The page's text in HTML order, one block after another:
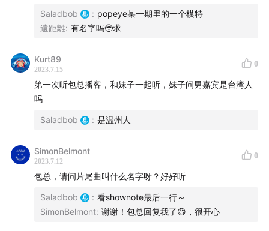
Saladbob : popeye某一期里的一个模特
遠距離: 有名字吗🥹求
Kurt89
2023.7.15
0
第一次听包总播客，和妹子一起听，妹子问男嘉宾是台湾人
吗
Saladbob : 是温州人
SimonBelmont
2023.7.12
0
包总，请问片尾曲叫什么名字呀？好好听
Saladbob : 看shownote最后一行～
SimonBelmont: 谢谢！包总回复我了😄，很开心